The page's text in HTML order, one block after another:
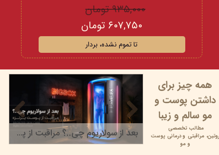
۹۳۵,۰۰۰ تومان
۶۰۷,۷۵۰ تومان
تا تموم نشده، بردار
بعد از سولاریوم چی..؟ مراقبت از پوست برنزه
همه چیز برای
داشتن پوست و
مو سالم و زیبا
مطالب تخصصی
روتین،مراقبتی ودرمانی پوست
و مو